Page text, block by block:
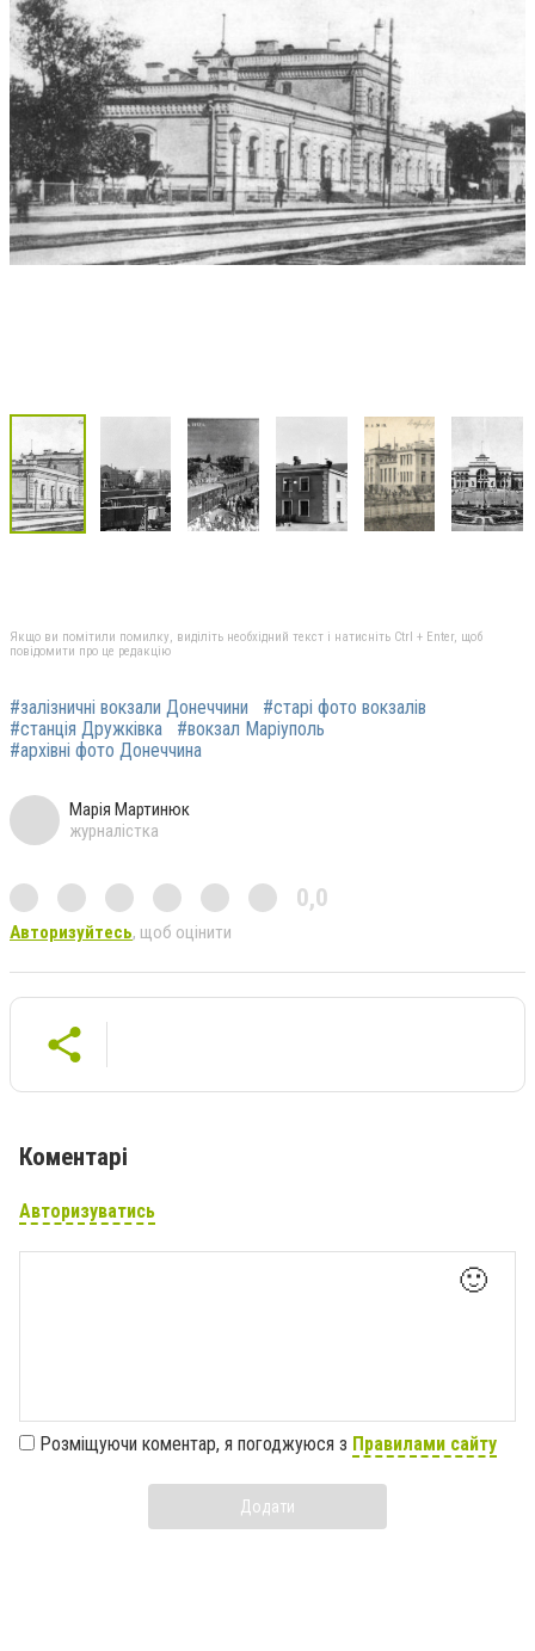
Якщо ви помітили помилку, виділіть необхідний текст і натисніть Ctrl + Enter, щоб
повідомити про це редакцію
#залізничні вокзали Донеччини
#старі фото вокзалів
#станція Дружківка
#вокзал Маріуполь
#архівні фото Донеччина
Марія Мартинюк
журналістка
0,0
Авторизуйтесь, щоб оцінити
Коментарі
Авторизуватись
🙂
Розміщуючи коментар, я погоджуюся з Правилами сайту
Додати